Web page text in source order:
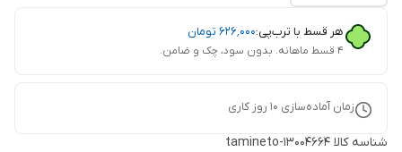
هر قسط با ترب‌پی:۶۲۶٬۰۰۰ تومان
۴ قسط ماهانه. بدون سود، چک و ضامن.
زمان آماده‌سازی 10 روز کاری
شناسه کالا tamineto-13004664